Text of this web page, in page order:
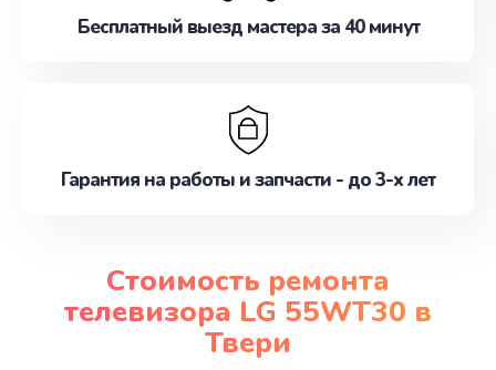
Бесплатный выезд мастера за 40 минут
Гарантия на работы и запчасти - до 3-х лет
Стоимость ремонта
телевизора LG 55WT30 в
Твери